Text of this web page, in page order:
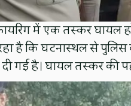
में एक तस्कर घायल
है कि घटनास्थल से
गई है। घायल तस्कर की